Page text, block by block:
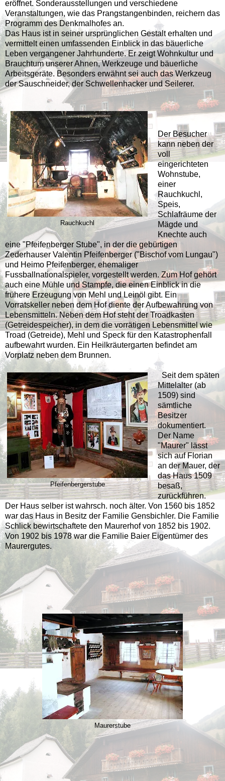
eröffnet. Sonderausstellungen und verschiedene
Veranstaltungen, wie das Prangstangenbinden, reichern das
Programm des Denkmalhofes an.
Das Haus ist in seiner ursprünglichen Gestalt erhalten und
vermittelt einen umfassenden Einblick in das bäuerliche
Leben vergangener Jahrhunderte. Er zeigt Wohnkultur und
Brauchtum unserer Ahnen, Werkzeuge und bäuerliche
Arbeitsgeräte. Besonders erwähnt sei auch das Werkzeug
der Sauschneider, der Schwellenhacker und Seilerer.
Rauchkuchl
Der Besucher
kann neben der
voll
eingerichteten
Wohnstube,
einer
Rauchkuchl,
Speis,
Schlafräume der
Mägde und
Knechte auch
eine "Pfeifenberger Stube", in der die gebürtigen
Zederhauser Valentin Pfeifenberger ("Bischof vom Lungau")
und Heimo Pfeifenberger, ehemaliger
Fussballnationalspieler, vorgestellt werden. Zum Hof gehört
auch eine Mühle und Stampfe, die einen Einblick in die
frühere Erzeugung von Mehl und Leinöl gibt. Ein
Vorratskeller neben dem Hof diente der Aufbewahrung von
Lebensmitteln. Neben dem Hof steht der Troadkasten
(Getreidespeicher), in dem die vorrätigen Lebensmittel wie
Troad (Getreide), Mehl und Speck für den Katastrophenfall
aufbewahrt wurden. Ein Heilkräutergarten befindet am
Vorplatz neben dem Brunnen.
Pfeifenbergerstube
Seit dem späten
Mittelalter (ab
1509) sind
sämtliche
Besitzer
dokumentiert.
Der Name
"Maurer" lässt
sich auf Florian
an der Mauer, der
das Haus 1509
besaß,
zurückführen.
Der Haus selber ist wahrsch. noch älter. Von 1560 bis 1852
war das Haus in Besitz der Familie Gensbichler. Die Familie
Schlick bewirtschaftete den Maurerhof von 1852 bis 1902.
Von 1902 bis 1978 war die Familie Baier Eigentümer des
Maurergutes.
Maurerstube